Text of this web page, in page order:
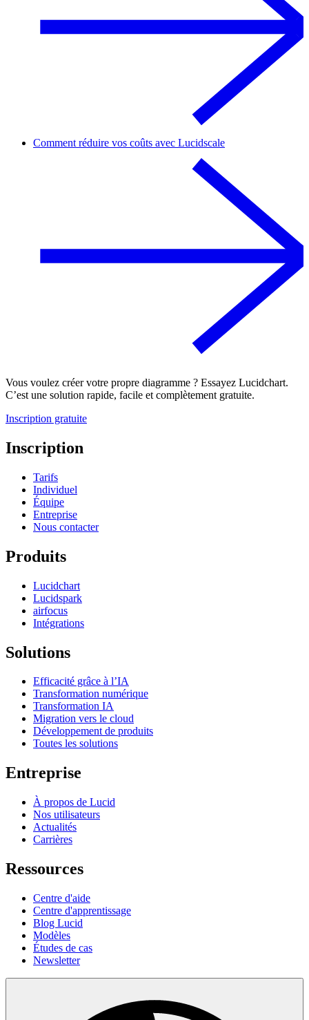
Comment réduire vos coûts avec Lucidscale
Vous voulez créer votre propre diagramme ? Essayez Lucidchart.
C’est une solution rapide, facile et complètement gratuite.
Inscription gratuite
Inscription
Tarifs
Individuel
Équipe
Entreprise
Nous contacter
Produits
Lucidchart
Lucidspark
airfocus
Intégrations
Solutions
Efficacité grâce à l’IA
Transformation numérique
Transformation IA
Migration vers le cloud
Développement de produits
Toutes les solutions
Entreprise
À propos de Lucid
Nos utilisateurs
Actualités
Carrières
Ressources
Centre d'aide
Centre d'apprentissage
Blog Lucid
Modèles
Études de cas
Newsletter